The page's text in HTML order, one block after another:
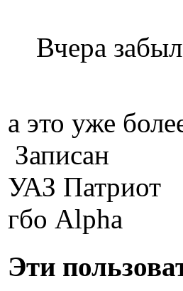
Вчера
а это уже
Записан
УАЗ Патриот
гбо Alpha
Эти